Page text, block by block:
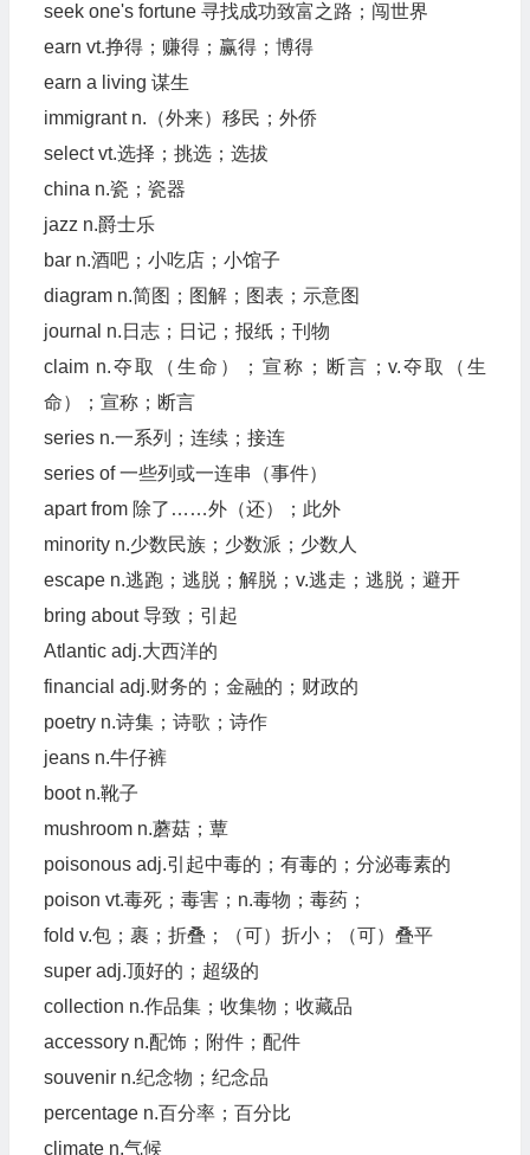
seek one's fortune 寻找成功致富之路；闯世界
earn vt.挣得；赚得；赢得；博得
earn a living 谋生
immigrant n.（外来）移民；外侨
select vt.选择；挑选；选拔
china n.瓷；瓷器
jazz n.爵士乐
bar n.酒吧；小吃店；小馆子
diagram n.简图；图解；图表；示意图
journal n.日志；日记；报纸；刊物
claim n.夺取（生命）；宣称；断言；v.夺取（生
命）；宣称；断言
series n.一系列；连续；接连
series of 一些列或一连串（事件）
apart from 除了……外（还）；此外
minority n.少数民族；少数派；少数人
escape n.逃跑；逃脱；解脱；v.逃走；逃脱；避开
bring about 导致；引起
Atlantic adj.大西洋的
financial adj.财务的；金融的；财政的
poetry n.诗集；诗歌；诗作
jeans n.牛仔裤
boot n.靴子
mushroom n.蘑菇；蕈
poisonous adj.引起中毒的；有毒的；分泌毒素的
poison vt.毒死；毒害；n.毒物；毒药；
fold v.包；裹；折叠；（可）折小；（可）叠平
super adj.顶好的；超级的
collection n.作品集；收集物；收藏品
accessory n.配饰；附件；配件
souvenir n.纪念物；纪念品
percentage n.百分率；百分比
climate n.气候